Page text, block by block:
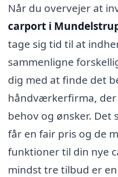
Når du overvejer at
carport i
tage sig tid til at
sammenligne
dig med at finde det
håndværkerfirma, der
behov og ønsker. Det
får en fair pris og de
funktioner til din nye
mindst tre tilbud er